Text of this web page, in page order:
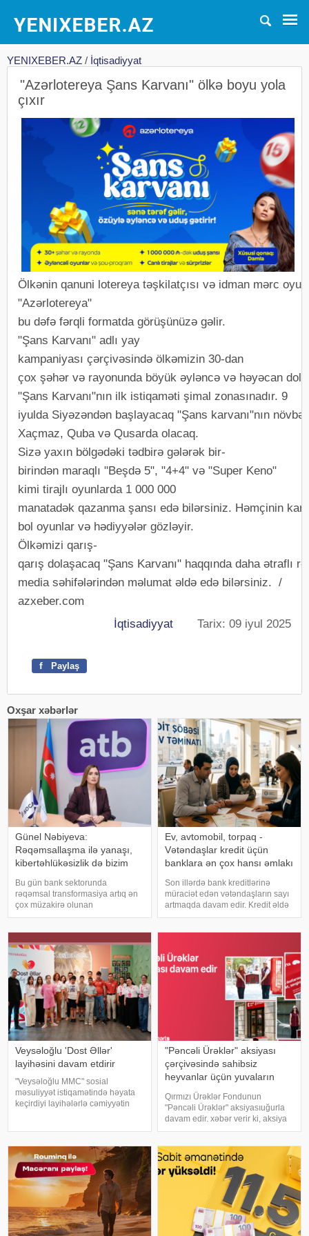
YENIXEBER.AZ / İqtisadiyyat
"Azərlotereya Şans Karvanı" ölkə boyu yola
çıxır
Ölkənin qanuni lotereya təşkilatçısı və idman mərc
"Azərlotereya"
bu dəfə fərqli formatda görüşünüzə gəlir.
"Şans Karvanı" adlı yay
kampaniyası çərçivəsində ölkəmizin 30-dan
çox şəhər və rayonunda böyük əyləncə və həyəcan
"Şans Karvanı"nın ilk istiqaməti şimal zonasınadır. 9
iyulda Siyəzəndən başlayacaq "Şans karvanı"nın
Xaçmaz, Quba və Qusarda olacaq.
Sizə yaxın bölgədəki tədbirə gələrək bir-
birindən maraqlı "Beşdə 5", "4+4" və "Super Keno"
kimi tirajlı oyunlarda 1 000 000
manatadək qazanma şansı edə bilərsiniz. Həmçinin
bol oyunlar və hədiyyələr gözləyir.
Ölkəmizi qarış-
qarış dolaşacaq "Şans Karvanı" haqqında daha ətraflı
media səhifələrindən məlumat əldə edə bilərsiniz. /
azxeber.com
İqtisadiyyat Tarix: 09 iyul 2025
f Paylaş
Oxşar xəbərlər
Günel Nəbiyeva:
Rəqəmsallaşma ilə yanaşı,
kibertəhlükəsizlik də bizim
Bu gün bank sektorunda
rəqəmsal transformasiya artıq ən
çox müzakirə olunan
mövzulardan biridir. Bəs bank
üstünlükləri verir. Bu barədə
"Azər-Tür
Ev, avtomobil, torpaq -
Vətəndaşlar kredit üçün
banklara ən çox hansı əmlakı
Son illərdə bank kreditlərinə
müraciət edən vətəndaşların sayı
artmaqda davam edir. Kredit əldə
etmək istəyən şəxslərin
bankla
Veysəloğlu 'Dost Əllər'
layihəsini davam etdirir
"Veysəloğlu MMC" sosial
məsuliyyət istiqamətində həyata
keçirdiyi layihələrlə cəmiyyətin
keçirdiyi "Dost Əllər"
"Pəncəli Ürəklər" aksiyası
çərçivəsində sahibsiz
heyvanlar üçün yuvaların
sayı 35-ə çatdı
Qırmızı Ürəklər Fondunun
"Pəncəli Ürəklər" aksiyasıuğurla
davam edir. xəbər verir ki, aksiya
çərçivəsində daha 15 Kapital
sahibsiz heyvanlar üçün xüsusi
yuvalar quraşdırılıb